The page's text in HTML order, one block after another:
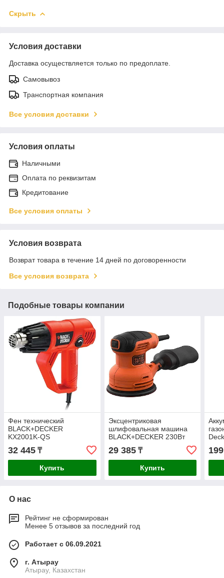
Скрыть
Условия доставки
Доставка осуществляется только по предоплате.
Самовывоз
Транспортная компания
Все условия доставки
Условия оплаты
Наличными
Оплата по реквизитам
Кредитование
Все условия оплаты
Условия возврата
Возврат товара в течение 14 дней по договоренности
Все условия возврата
Подобные товары компании
Фен технический
BLACK+DECKER
KX2001K-QS
32 445 ₸
Купить
Эксцентриковая
шлифовальная машина
BLACK+DECKER 230Вт
125мм BEW210-QS
29 385₸
Купить
О нас
Рейтинг не сформирован
Менее 5 отзывов за последний год
Работает с 06.09.2021
г. Атырау
Атырау, Казахстан